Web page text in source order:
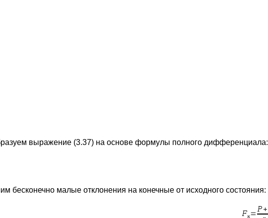
выражение (3.37) на основе формулы полного дифференциала:
бесконечно малые отклонения на конечные от исходного состояния: